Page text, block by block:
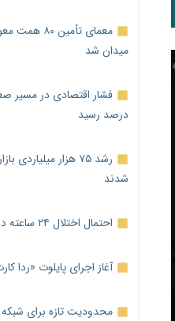
معمای
میدان شد
درصد رسید
رشد ۷۵ هزار
شدند
احتمال اختلال ۲۴ ساعته در سامانه‌های تأمین اجتماعی
آغاز اجرای پایلوت «ردا
محدودیت تازه برای